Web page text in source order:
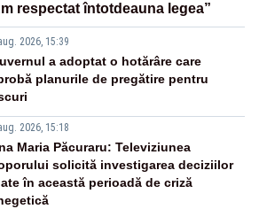
respectat întotdeauna legea”
2026, 15:39
a adoptat o hotărâre care
planurile de pregătire pentru
2026, 15:18
Maria Păcuraru: Televiziunea
solicită investigarea deciziilor
în această perioadă de criză